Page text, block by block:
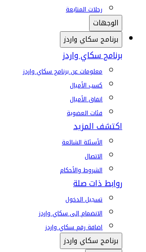
رحلات المتابعة
الوجهات
برنامج سكاي واردز
برنامج سكاي واردز
معلومات عن برنامج سكاي واردز
كسب الأميال
إنفاق الأميال
فئات العضوية
اكتشف المزيد
الأسئلة الشائعة
الاتصال
الشروط والأحكام
روابط ذات صلة
تسجيل الدخول
الانضمام إلى سكاي واردز
إضافة رقم سكاي واردز
برنامج سكاي واردز